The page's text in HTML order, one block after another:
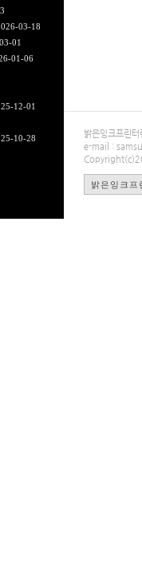
03-18
01
01-06
12-01
10-28
밝은잉크프
e-mail :
밝은잉크프